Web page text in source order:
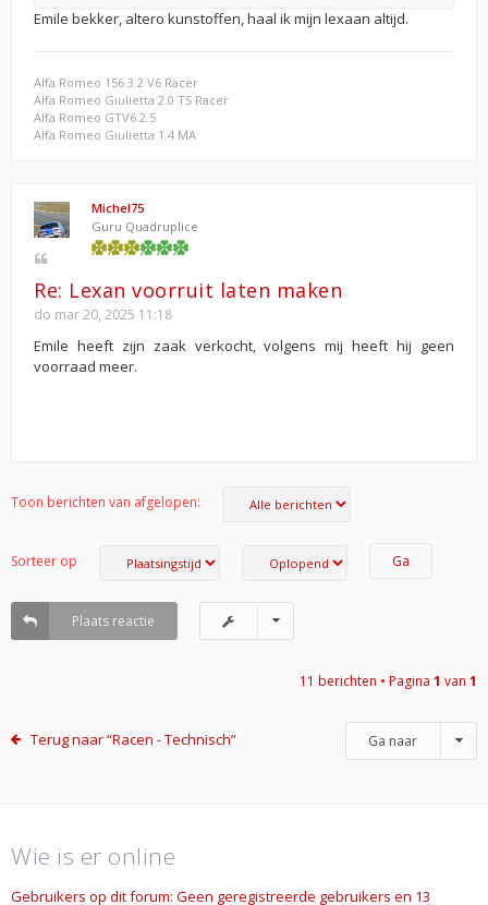
Emile bekker, altero kunstoffen, haal ik mijn lexaan altijd.
Alfa Romeo 156 3.2 V6 Racer
Alfa Romeo Giulietta 2.0 TS Racer
Alfa Romeo GTV6 2.5
Alfa Romeo Giulietta 1.4 MA
Michel75
Guru Quadruplice
Re: Lexan voorruit laten maken
do mar 20, 2025 11:18
Emile heeft zijn zaak verkocht, volgens mij heeft hij geen
voorraad meer.
Toon berichten van afgelopen:
Sorteer op
Plaats reactie
11 berichten • Pagina 1 van 1
Terug naar “Racen - Technisch” Ga naar
Wie is er online
Gebruikers op dit forum: Geen geregistreerde gebruikers en 13